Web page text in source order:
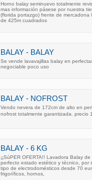
Horno balay seminuevo totalmente
mas información pásese por nuestra
(florida portazgo) frente de
de 425m cuadrados
BALAY - BALAY
Se vende lavavajillas balay en
negociable poco uso
BALAY - NOFROST
Vendo nevera de 172cm de alto en
nofrost totalmente garantizada. precio
BALAY - 6 KG
¡¡SúPER OFERTA!! Lavadora Balay
perfecto estado estético y técnico, por
tipo de electrodomésticos desde 70
frigoríficos, hornos,